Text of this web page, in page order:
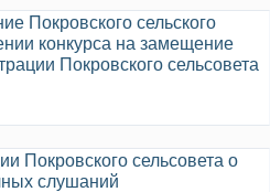
Покровского сельского
конкурса на замещение
Покровского сельсовета
Покровского сельсовета о
слушаний